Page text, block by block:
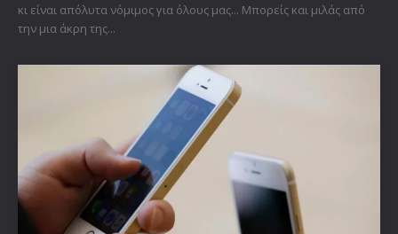
κι είναι απόλυτα νόμιμος για όλους μας... Μπορείς και μιλάς από
την μια άκρη της...